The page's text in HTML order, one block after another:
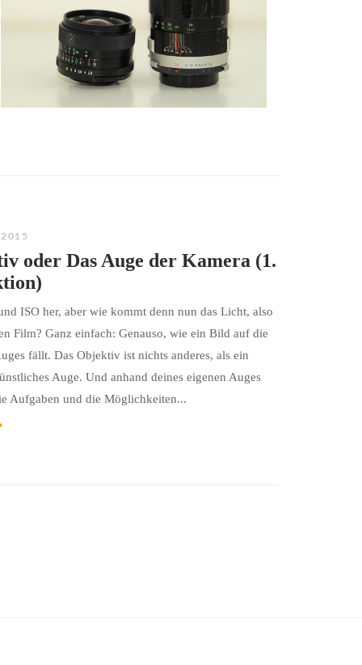
oder Das Auge der Kamera (1.
ISO her, aber wie kommt denn nun das Licht, also
Film? Ganz einfach: Genauso, wie ein Bild auf die
fällt. Das Objektiv ist nichts anderes, als ein
Auge. Und anhand deines eigenen Auges
Aufgaben und die Möglichkeiten...